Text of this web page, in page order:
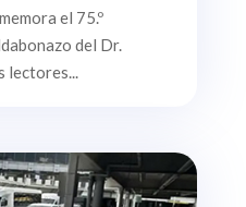
el 75.º
del Dr.
lectores...